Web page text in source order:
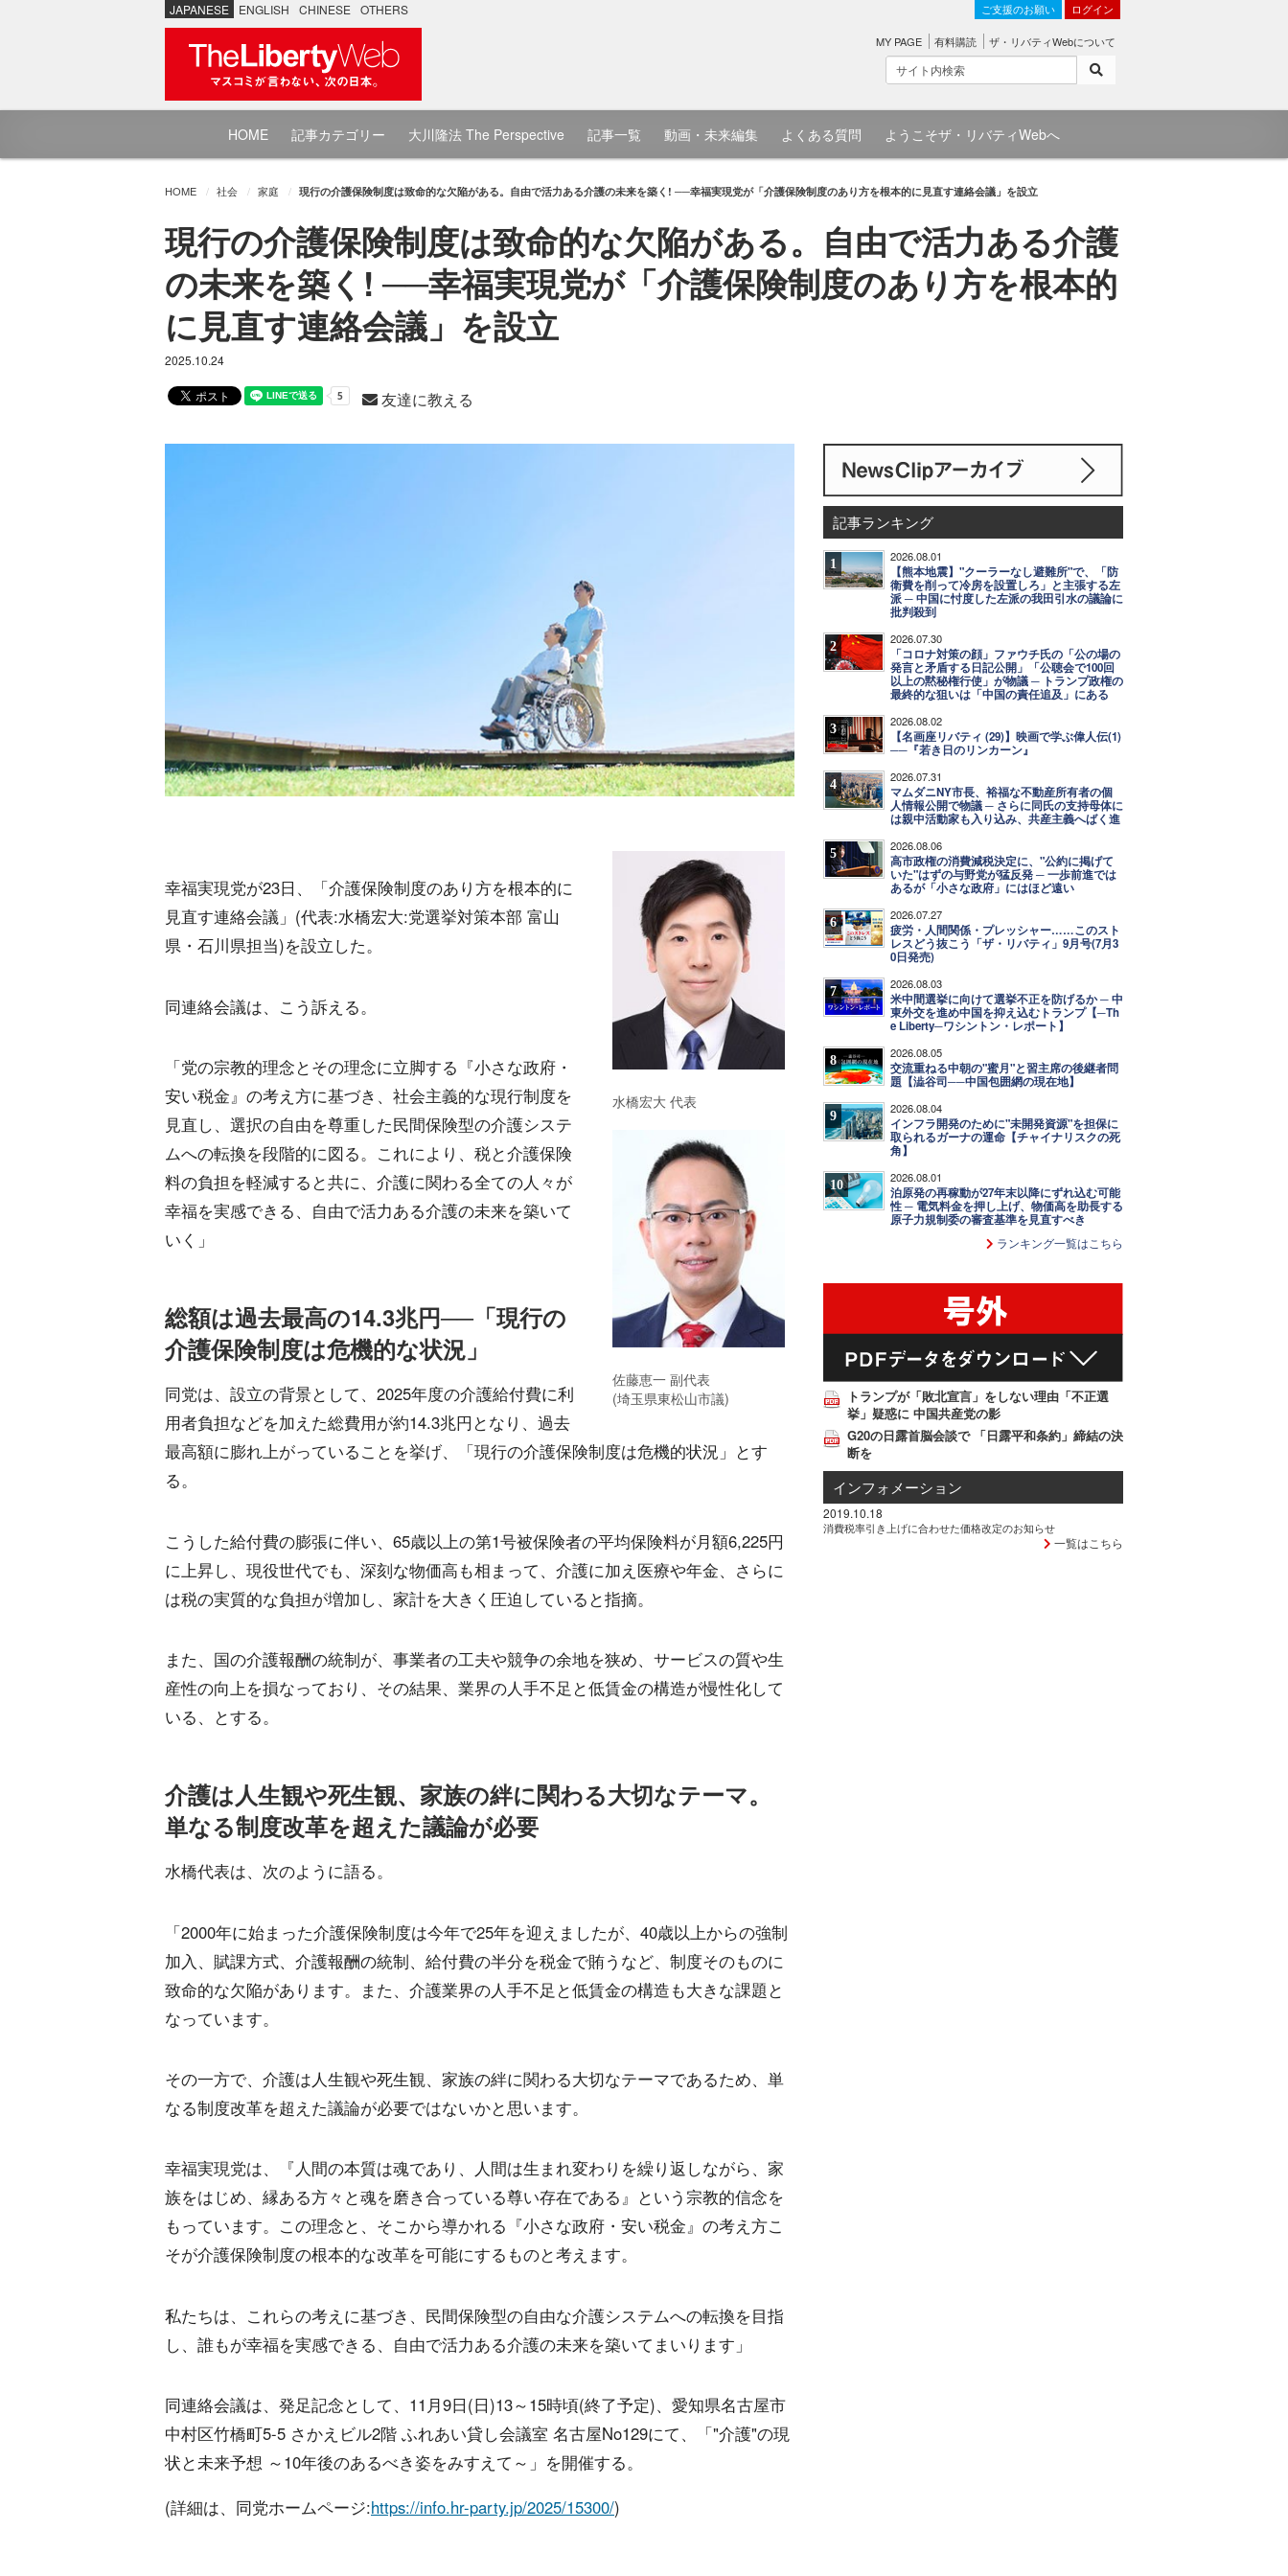
JAPANESE ENGLISH CHINESE OTHERS ご支援のお願い ログイン
MY PAGE 有料購読 ザ・リバティWebについて
HOME 記事カテゴリー 大川隆法 The Perspective 記事一覧 動画・未来編集 よくある質問 ようこそザ・リバティWebへ
HOME 社会 家庭 現行の介護保険制度は致命的な欠陥がある。自由で活力ある介護の未来を築く! ──幸福実現党が「介護保険制度のあり方を根本的に見直す連絡会議」を設立
現行の介護保険制度は致命的な欠陥がある。自由で活力ある介護
の未来を築く! ──幸福実現党が「介護保険制度のあり方を根本的
に見直す連絡会議」を設立
2025.10.24
友達に教える
水橋宏大 代表
佐藤恵一 副代表
(埼玉県東松山市議)
幸福実現党が23日、「介護保険制度のあり方を根本的に
見直す連絡会議」(代表:水橋宏大:党選挙対策本部 富山
県・石川県担当)を設立した。
同連絡会議は、こう訴える。
「党の宗教的理念とその理念に立脚する『小さな政府・
安い税金』の考え方に基づき、社会主義的な現行制度を
見直し、選択の自由を尊重した民間保険型の介護システ
ムへの転換を段階的に図る。これにより、税と介護保険
料の負担を軽減すると共に、介護に関わる全ての人々が
幸福を実感できる、自由で活力ある介護の未来を築いて
いく」
総額は過去最高の14.3兆円──「現行の
介護保険制度は危機的な状況」
同党は、設立の背景として、2025年度の介護給付費に利
用者負担などを加えた総費用が約14.3兆円となり、過去
最高額に膨れ上がっていることを挙げ、「現行の介護保険制度は危機的状況」とす
る。
こうした給付費の膨張に伴い、65歳以上の第1号被保険者の平均保険料が月額6,225円
に上昇し、現役世代でも、深刻な物価高も相まって、介護に加え医療や年金、さらに
は税の実質的な負担が増加し、家計を大きく圧迫していると指摘。
また、国の介護報酬の統制が、事業者の工夫や競争の余地を狭め、サービスの質や生
産性の向上を損なっており、その結果、業界の人手不足と低賃金の構造が慢性化して
いる、とする。
介護は人生観や死生観、家族の絆に関わる大切なテーマ。
単なる制度改革を超えた議論が必要
水橋代表は、次のように語る。
「2000年に始まった介護保険制度は今年で25年を迎えましたが、40歳以上からの強制
加入、賦課方式、介護報酬の統制、給付費の半分を税金で賄うなど、制度そのものに
致命的な欠陥があります。また、介護業界の人手不足と低賃金の構造も大きな課題と
なっています。
その一方で、介護は人生観や死生観、家族の絆に関わる大切なテーマであるため、単
なる制度改革を超えた議論が必要ではないかと思います。
幸福実現党は、『人間の本質は魂であり、人間は生まれ変わりを繰り返しながら、家
族をはじめ、縁ある方々と魂を磨き合っている尊い存在である』という宗教的信念を
もっています。この理念と、そこから導かれる『小さな政府・安い税金』の考え方こ
そが介護保険制度の根本的な改革を可能にするものと考えます。
私たちは、これらの考えに基づき、民間保険型の自由な介護システムへの転換を目指
し、誰もが幸福を実感できる、自由で活力ある介護の未来を築いてまいります」
同連絡会議は、発足記念として、11月9日(日)13～15時頃(終了予定)、愛知県名古屋市
中村区竹橋町5-5 さかえビル2階 ふれあい貸し会議室 名古屋No129にて、「"介護"の現
状と未来予想 ～10年後のあるべき姿をみすえて～」を開催する。
(詳細は、同党ホームページ:https://info.hr-party.jp/2025/15300/)
記事ランキング
1 2026.08.01
【熊本地震】"クーラーなし避難所"で、「防
衛費を削って冷房を設置しろ」と主張する左
派 ─ 中国に忖度した左派の我田引水の議論に
批判殺到
2 2026.07.30
「コロナ対策の顔」ファウチ氏の「公の場の
発言と矛盾する日記公開」「公聴会で100回
以上の黙秘権行使」が物議 ─ トランプ政権の
最終的な狙いは「中国の責任追及」にある
3 2026.08.02
【名画座リバティ (29)】映画で学ぶ偉人伝(1)
──『若き日のリンカーン』
4 2026.07.31
マムダニNY市長、裕福な不動産所有者の個
人情報公開で物議 ─ さらに同氏の支持母体に
は親中活動家も入り込み、共産主義へばく進
5 2026.08.06
高市政権の消費減税決定に、"公約に掲げて
いた"はずの与野党が猛反発 ─ 一歩前進では
あるが「小さな政府」にはほど遠い
6 2026.07.27
疲労・人間関係・プレッシャー……このスト
レスどう抜こう「ザ・リバティ」9月号(7月3
0日発売)
7 2026.08.03
米中間選挙に向けて選挙不正を防げるか ─ 中
東外交を進め中国を抑え込むトランプ【─Th
e Liberty─ワシントン・レポート】
8 2026.08.05
交流重ねる中朝の"蜜月"と習主席の後継者問
題【澁谷司──中国包囲網の現在地】
9 2026.08.04
インフラ開発のために"未開発資源"を担保に
取られるガーナの運命【チャイナリスクの死
角】
10 2026.08.01
泊原発の再稼動が27年末以降にずれ込む可能
性 ─ 電気料金を押し上げ、物価高を助長する
原子力規制委の審査基準を見直すべき
ランキング一覧はこちら
トランプが「敗北宣言」をしない理由「不正選
挙」疑惑に 中国共産党の影
G20の日露首脳会談で 「日露平和条約」締結の決
断を
インフォメーション
2019.10.18
消費税率引き上げに合わせた価格改定のお知らせ
一覧はこちら